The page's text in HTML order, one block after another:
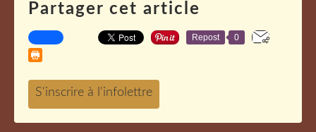
Partager cet article
Repost 0